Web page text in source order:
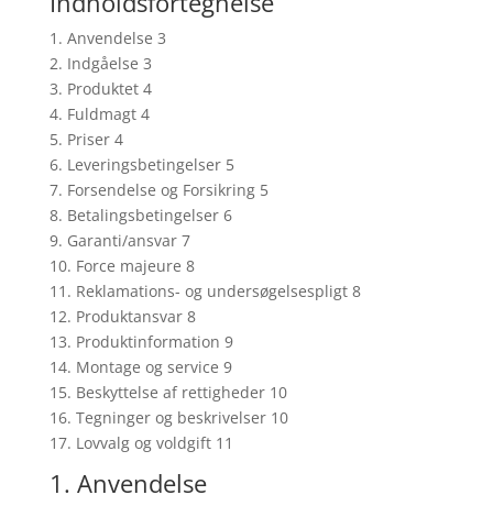
1. Anvendelse 3
2. Indgåelse 3
3. Produktet 4
4. Fuldmagt 4
5. Priser 4
6. Leveringsbetingelser 5
7. Forsendelse og Forsikring 5
8. Betalingsbetingelser 6
9. Garanti/ansvar 7
10. Force majeure 8
11. Reklamations- og undersøgelsespligt 8
12. Produktansvar 8
13. Produktinformation 9
14. Montage og service 9
15. Beskyttelse af rettigheder 10
16. Tegninger og beskrivelser 10
17. Lovvalg og voldgift 11
1. Anvendelse